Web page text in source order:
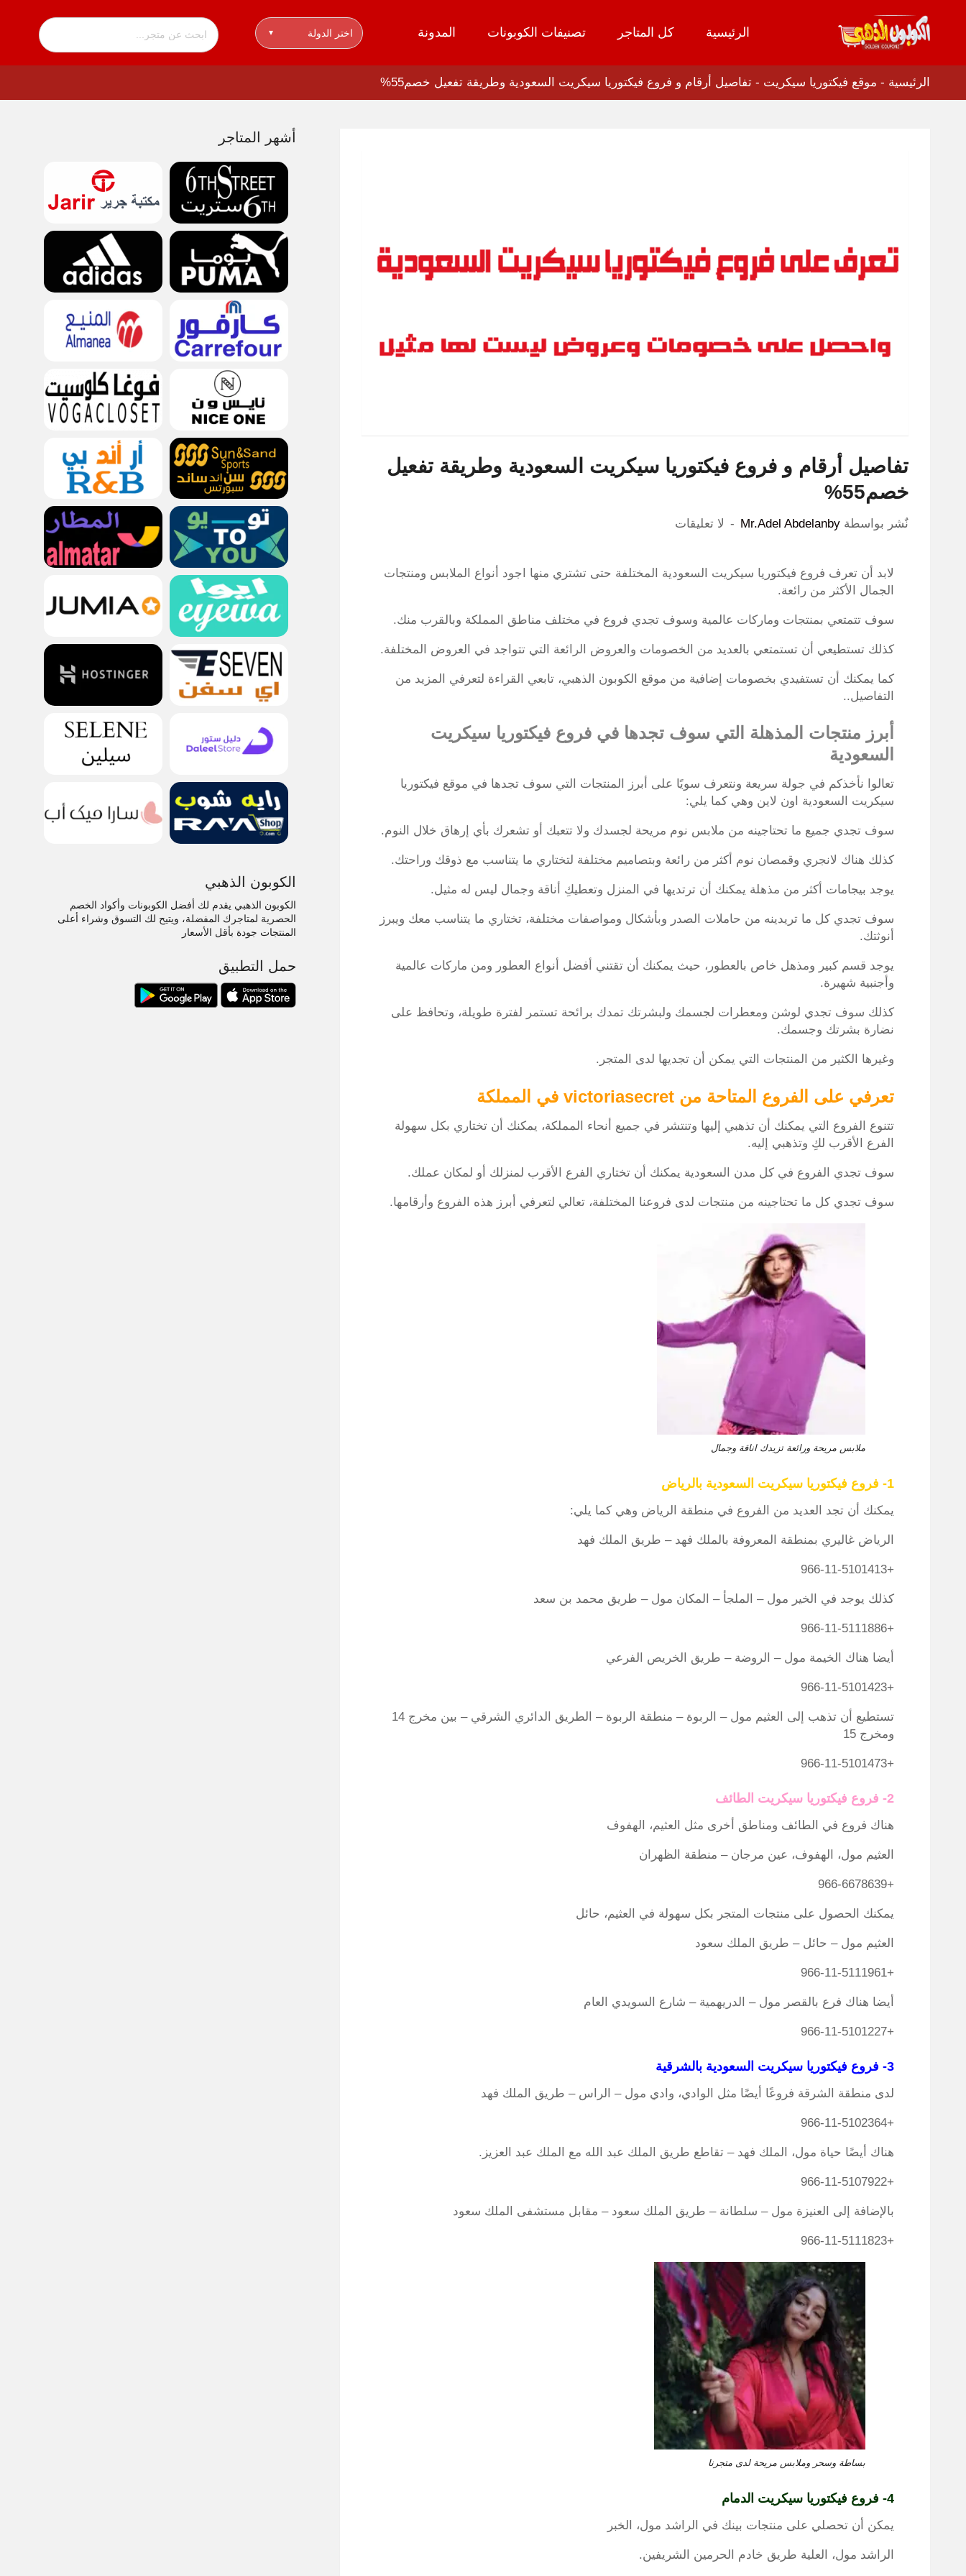
تخطي
المحتوى
الرئيسية كل المتاجر تصنيفات الكوبونات المدونة اختر الدولة ▾
الرئيسية - موقع فيكتوريا سيكريت - تفاصيل أرقام و فروع فيكتوريا سيكريت السعودية وطريقة تفعيل خصم55%
تفاصيل أرقام و فروع فيكتوريا سيكريت السعودية وطريقة تفعيل
خصم55%
نٌشر بواسطة Mr.Adel Abdelanby لا تعليقات
لابد أن تعرف فروع فيكتوريا سيكريت السعودية المختلفة حتى تشتري منها اجود أنواع الملابس ومنتجات
الجمال الأكثر من رائعة.
سوف تتمتعي بمنتجات وماركات عالمية وسوف تجدي فروع في مختلف مناطق المملكة وبالقرب منك.
كذلك تستطيعي أن تستمتعي بالعديد من الخصومات والعروض الرائعة التي تتواجد في العروض المختلفة.
كما يمكنك أن تستفيدي بخصومات إضافية من موقع الكوبون الذهبي، تابعي القراءة لتعرفي المزيد من
التفاصيل..
أبرز منتجات المذهلة التي سوف تجدها في فروع فيكتوريا سيكريت
السعودية
تعالوا نأخذكم في جولة سريعة ونتعرف سويًا على أبرز المنتجات التي سوف تجدها في موقع فيكتوريا
سيكريت السعودية اون لاين وهي كما يلي:
سوف تجدي جميع ما تحتاجينه من ملابس نوم مريحة لجسدك ولا تتعبك أو تشعرك بأي إرهاق خلال النوم.
كذلك هناك لانجري وقمصان نوم أكثر من رائعة وبتصاميم مختلفة لتختاري ما يتناسب مع ذوقك وراحتك.
يوجد بيجامات أكثر من مذهلة يمكنك أن ترتديها في المنزل وتعطيكِ أناقة وجمال ليس له مثيل.
سوف تجدي كل ما تريدينه من حاملات الصدر وبأشكال ومواصفات مختلفة، تختاري ما يتناسب معك ويبرز
أنوثتك.
يوجد قسم كبير ومذهل خاص بالعطور، حيث يمكنك أن تقتني أفضل أنواع العطور ومن ماركات عالمية
وأجنبية شهيرة.
كذلك سوف تجدي لوشن ومعطرات لجسمك ولبشرتك تمدك برائحة تستمر لفترة طويلة، وتحافظ على
نضارة بشرتك وجسمك.
وغيرها الكثير من المنتجات التي يمكن أن تجديها لدى المتجر.
تعرفي على الفروع المتاحة من victoriasecret في المملكة
تتنوع الفروع التي يمكنك أن تذهبي إليها وتنتشر في جميع أنحاء المملكة، يمكنك أن تختاري بكل سهولة
الفرع الأقرب لكِ وتذهبي إليه.
سوف تجدي الفروع في كل مدن السعودية يمكنك أن تختاري الفرع الأقرب لمنزلك أو لمكان عملك.
سوف تجدي كل ما تحتاجينه من منتجات لدى فروعنا المختلفة، تعالي لتعرفي أبرز هذه الفروع وأرقامها.
ملابس مريحة ورائعة تزيدك اناقة وجمال
1- فروع فيكتوريا سيكريت السعودية بالرياض
يمكنك أن تجد العديد من الفروع في منطقة الرياض وهي كما يلي:
الرياض غاليري بمنطقة المعروفة بالملك فهد – طريق الملك فهد
+966-11-5101413
كذلك يوجد في الخير مول – الملجأ – المكان مول – طريق محمد بن سعد
+966-11-5111886
أيضا هناك الخيمة مول – الروضة – طريق الخريص الفرعي
+966-11-5101423
تستطيع أن تذهب إلى العثيم مول – الربوة – منطقة الربوة – الطريق الدائري الشرقي – بين مخرج 14
ومخرج 15
+966-11-5101473
2- فروع فيكتوريا سيكريت الطائف
هناك فروع في الطائف ومناطق أخرى مثل العثيم، الهفوف
العثيم مول، الهفوف، عين مرجان – منطقة الظهران
+966-6678639
يمكنك الحصول على منتجات المتجر بكل سهولة في العثيم، حائل
العثيم مول – حائل – طريق الملك سعود
+966-11-5111961
أيضا هناك فرع بالقصر مول – الدريهمية – شارع السويدي العام
+966-11-5101227
3- فروع فيكتوريا سيكريت السعودية بالشرقية
لدى منطقة الشرقة فروعًا أيضًا مثل الوادي، وادي مول – الراس – طريق الملك فهد
+966-11-5102364
هناك أيضًا حياة مول، الملك فهد – تقاطع طريق الملك عبد الله مع الملك عبد العزيز.
+966-11-5107922
بالإضافة إلى العنيزة مول – سلطانة – طريق الملك سعود – مقابل مستشفى الملك سعود
+966-11-5111823
بساطة وسحر وملابس مريحة لدى متجرنا
4- فروع فيكتوريا سيكريت الدمام
يمكن أن تحصلي على منتجات بينك في الراشد مول، الخبر
الراشد مول، العلية طريق خادم الحرمين الشريفين.
أشهر المتاجر
الكوبون الذهبي
الكوبون الذهبي يقدم لك أفضل الكوبونات وأكواد الخصم
الحصرية لمتاجرك المفضلة، ويتيح لك التسوق وشراء أعلى
المنتجات جودة بأقل الأسعار
حمل التطبيق